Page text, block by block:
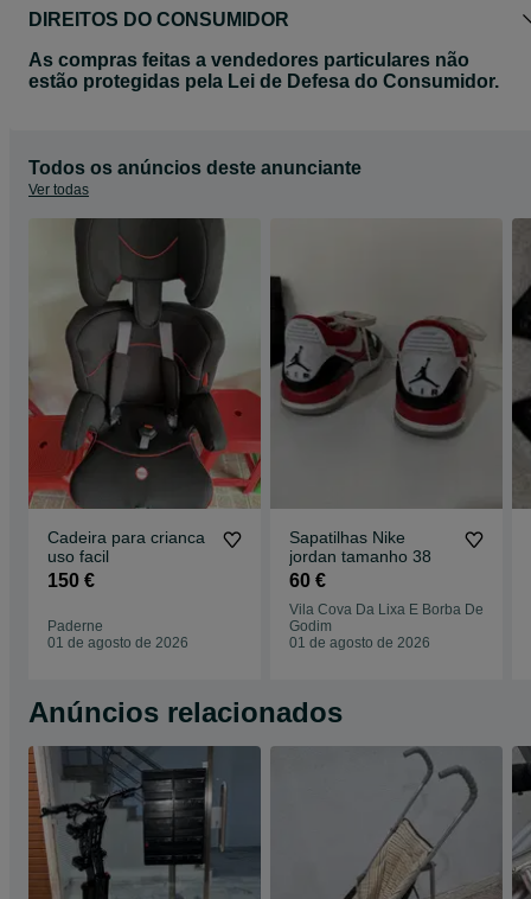
DIREITOS DO CONSUMIDOR
As compras feitas a vendedores particulares não
estão protegidas pela Lei de Defesa do Consumidor.
Todos os anúncios deste anunciante
Ver todas
Cadeira para crianca
uso facil
150 €
Paderne
01 de agosto de 2026
Sapatilhas Nike
jordan tamanho 38
60 €
Vila Cova Da Lixa E Borba De
Godim
01 de agosto de 2026
Anúncios relacionados